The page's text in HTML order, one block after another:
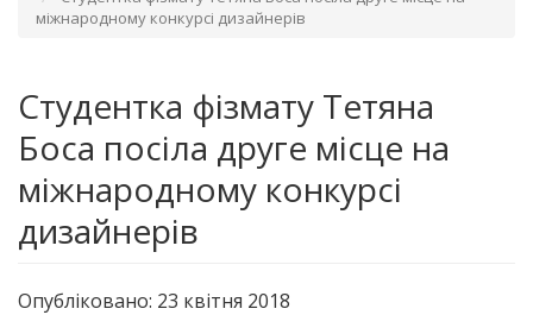
міжнародному конкурсі дизайнерів
Студентка фізмату Тетяна
Боса посіла друге місце на
міжнародному конкурсі
дизайнерів
Опубліковано: 23 квітня 2018